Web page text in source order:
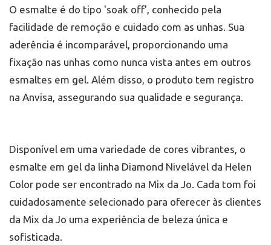
O esmalte é do tipo 'soak off', conhecido pela
facilidade de remoção e cuidado com as unhas. Sua
aderência é incomparável, proporcionando uma
fixação nas unhas como nunca vista antes em outros
esmaltes em gel. Além disso, o produto tem registro
na Anvisa, assegurando sua qualidade e segurança.
Disponível em uma variedade de cores vibrantes, o
esmalte em gel da linha Diamond Nivelável da Helen
Color pode ser encontrado na Mix da Jo. Cada tom foi
cuidadosamente selecionado para oferecer às clientes
da Mix da Jo uma experiência de beleza única e
sofisticada.